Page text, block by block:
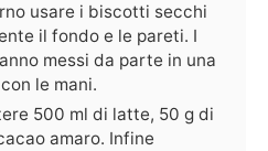
usare i biscotti secchi
il fondo e le pareti. I
messi da parte in una
le mani.
500 ml di latte, 50 g di
amaro. Infine